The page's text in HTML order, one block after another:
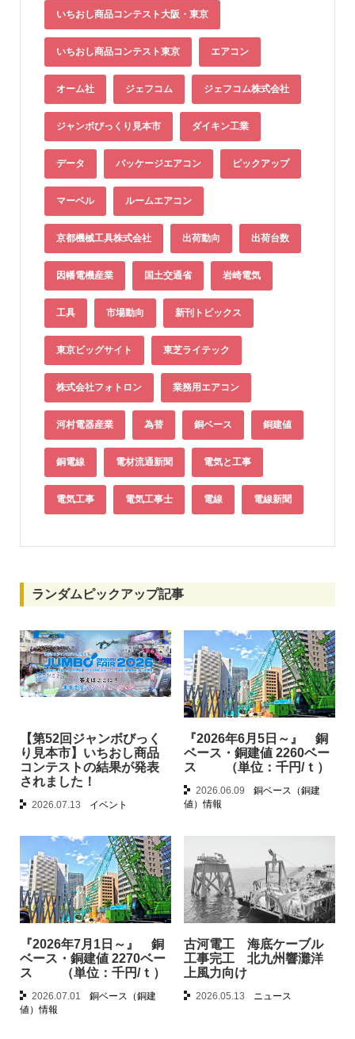
いちおし商品コンテスト大阪・東京
いちおし商品コンテスト東京 エアコン
オーム社 ジェフコム ジェフコム株式会社
ジャンボびっくり見本市 ダイキン工業
データ パッケージエアコン ピックアップ
マーベル ルームエアコン
京都機械工具株式会社 出荷動向 出荷台数
因幡電機産業 国土交通省 岩崎電気
工具 市場動向 新刊トピックス
東京ビッグサイト 東芝ライテック
株式会社フォトロン 業務用エアコン
河村電器産業 為替 銅ベース 銅建値
銅電線 電材流通新聞 電気と工事
電気工事 電気工事士 電線 電線新聞
ランダムピックアップ記事
【第52回ジャンボびっく
り見本市】いちおし商品
コンテストの結果が発表
されました！
2026.07.13 イベント
『2026年6月5日～』 銅
ベース・銅建値 2260ベー
ス （単位：千円/ｔ）
2026.06.09
銅ベース（銅建
値）情報
『2026年7月1日～』 銅
ベース・銅建値 2270ベー
ス （単位：千円/ｔ）
2026.07.01
銅ベース（銅建
値）情報
古河電工 海底ケーブル
工事完工 北九州響灘洋
上風力向け
2026.05.13 ニュース